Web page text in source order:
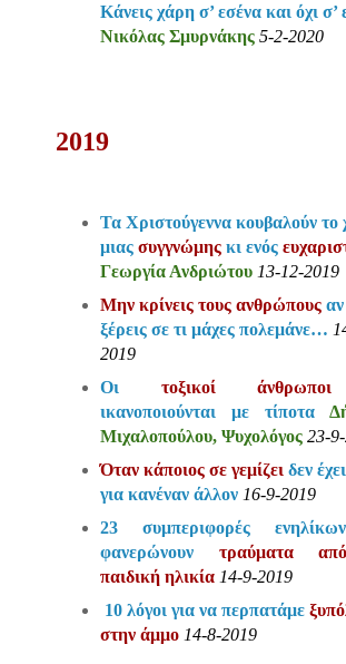
Κάνεις χάρη σ’ εσένα και όχι σ’
Νικόλας Σμυρνάκης 5-2-2020
2019
Τα Χριστούγεννα κουβαλούν το
μιας συγγνώμηςκι ενός
Γεωργία Ανδριώτου 13-12-2019
Μην κρίνεις τους ανθρώπουςαν
ξέρεις σε τι μάχες πολεμάνε…
2019
Οι τοξικοί άνθρωποι
ικανοποιούνται με τίποτα
Μιχαλοπούλου, Ψυχολόγος 23-
Όταν κάποιος σε γεμίζειδεν
για κανέναν άλλον 16-9-2019
23 συμπεριφορές
φανερώνουν τραύματα
παιδική ηλικία 14-9-2019
10 λόγοι για να περπατάμε
στην άμμο 14-8-2019